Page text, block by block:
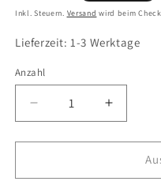
Preis
Inkl. Steuern. Versand wird beim
Lieferzeit: 1-3 Werktage
Anzahl
Verringere
die
Menge
LUKAS
Erhöhe
die
Menge
LUKAS